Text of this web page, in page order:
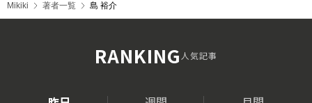
Mikiki 著者一覧 島 裕介
RANKING人気記事